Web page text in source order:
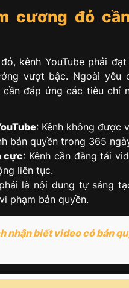
cương đỏ
kênh YouTube phải
vượt bậc. Ngoài
đáp ứng các tiêu chí
: Kênh không được
bản quyền trong 365
cực: Kênh cần đăng tải
liên tục.
là nội dung tự sáng
phạm bản quyền.
nhận biết video có bản